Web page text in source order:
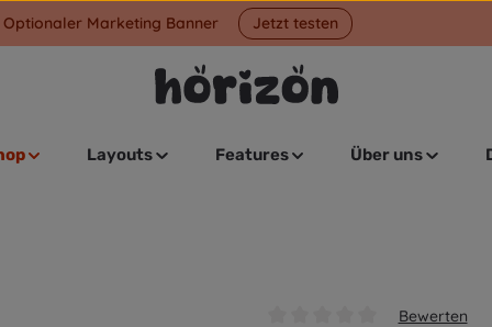
Optionaler Marketing Banner Jetzt testen
Layouts Features Über uns
Bewerten